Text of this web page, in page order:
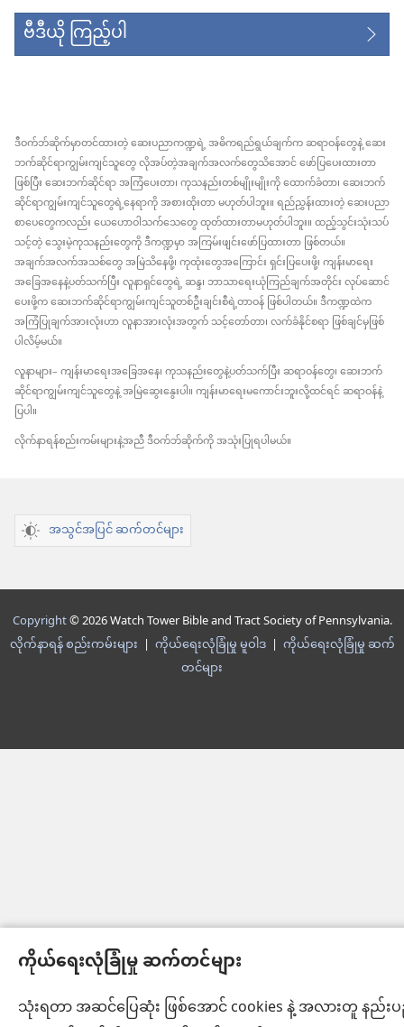
ကိုယ်ရေးလုံခြုံမှု ဆက်တင်များ
သုံးရတာ အဆင်ပြေဆုံး ဖြစ်အောင် cookies နဲ့ အလားတူ နည်း
ဗီဒီယို ကြည့်ပါ
ဒီဝက်ဘ်ဆိုက်မှာတင်ထားတဲ့ ဆေးပညာကဏ္ဍရဲ့ အဓိကရည်ရွယ်ချက်က ဆရာဝန်တွေနဲ့ ဆေး
ဘက်ဆိုင်ရာကျွမ်းကျင်သူတွေ လိုအပ်တဲ့အချက်အလက်တွေသိအောင် ဖော်ပြပေးထားတာ
ဖြစ်ပြီး ဆေးဘက်ဆိုင်ရာ အကြံပေးတာ၊ ကုသနည်းတစ်မျိုးမျိုးကို ထောက်ခံတာ၊ ဆေးဘက်
ဆိုင်ရာကျွမ်းကျင်သူတွေရဲ့နေရာကို အစားထိုးတာ မဟုတ်ပါဘူး။ ရည်ညွှန်းထားတဲ့ ဆေးပညာ
စာပေတွေကလည်း ယေဟောဝါသက်သေတွေ ထုတ်ထားတာမဟုတ်ပါဘူး။ ထည့်သွင်းသုံးသပ်
သင့်တဲ့ သွေးမဲ့ကုသနည်းတွေကို ဒီကဏ္ဍမှာ အကြမ်းဖျင်းဖော်ပြထားတာ ဖြစ်တယ်။
အချက်အလက်အသစ်တွေ အမြဲသိနေဖို့၊ ကုထုံးတွေအကြောင်း ရှင်းပြပေးဖို့၊ ကျန်းမာရေး
အခြေအနေနဲ့ပတ်သက်ပြီး လူနာရှင်တွေရဲ့ ဆန္ဒ၊ ဘာသာရေးယုံကြည်ချက်အတိုင်း လုပ်ဆောင်
ပေးဖို့က ဆေးဘက်ဆိုင်ရာကျွမ်းကျင်သူတစ်ဦးချင်းစီရဲ့တာဝန် ဖြစ်ပါတယ်။ ဒီကဏ္ဍထဲက
အကြံပြုချက်အားလုံးဟာ လူနာအားလုံးအတွက် သင့်တော်တာ၊ လက်ခံနိုင်စရာ ဖြစ်ချင်မှဖြစ်
ပါလိမ့်မယ်။
လူနာများ– ကျန်းမာရေးအခြေအနေ၊ ကုသနည်းတွေနဲ့ပတ်သက်ပြီး ဆရာဝန်တွေ၊ ဆေးဘက်
ဆိုင်ရာကျွမ်းကျင်သူတွေနဲ့ အမြဲဆွေးနွေးပါ။ ကျန်းမာရေးမကောင်းဘူးလို့ထင်ရင် ဆရာဝန်နဲ့
ပြပါ။
လိုက်နာရန်စည်းကမ်းများနဲ့အညီ ဒီဝက်ဘ်ဆိုက်ကို အသုံးပြုရပါမယ်။
အသွင်အပြင် ဆက်တင်များ
Copyright© 2026 Watch Tower Bible and Tract Society of Pennsylvania.
လိုက်နာရန် စည်းကမ်းများ | ကိုယ်ရေးလုံခြုံမှု မူဝါဒ| ကိုယ်ရေးလုံခြုံမှု ဆက်
တင်များ